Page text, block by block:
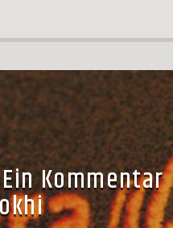
Kommentar